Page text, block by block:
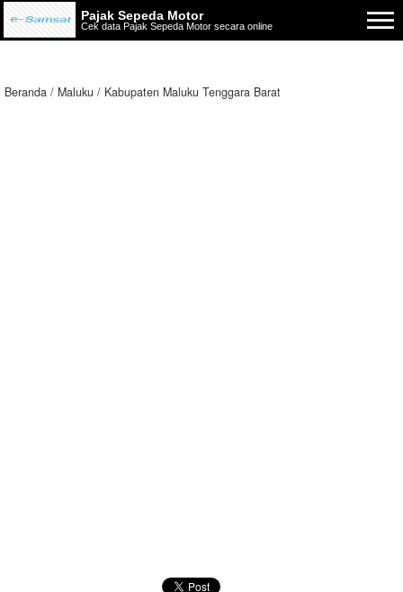
Pajak Sepeda Motor
Cek data Pajak Sepeda Motor secara online
Beranda Maluku Kabupaten Maluku Tenggara Barat